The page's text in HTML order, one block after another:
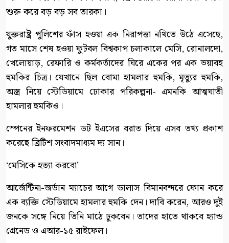
শুরু করে বড় বড় সব তারকা।
যুক্তরাষ্ট্র পুলিশের ফাঁস হওয়া এক নিরাপত্তা নথিতে উঠে এসেছে,
গত মাসে শেষ হওয়া ফুটবল বিশ্বকাপ চলাকালে মেসি, রোনালদো,
খেলোয়াড়, রেফারি ও কর্মকর্তাদের ঘিরে একের পর এক ভয়াবহ
হুমকির চিত্র। যেখানে ছিল বোমা হামলার হুমকি, মৃত্যুর হুমকি,
অস্ত্র নিয়ে স্টেডিয়ামে ঢোকার পরিকল্পনা- এমনকি আত্মঘাতী
হামলার হুমকিও।
স্পেনের ইনফরমেশন ডট ইএসের বরাত দিয়ে এসব তথ্য প্রকাশ
করেছে ব্রিটিশ সংবাদমাধ্যম দ্য সান।
‘মেসিকে হত্যা করবো’
আর্জেন্টিনা-জর্ডান ম্যাচের আগে ডালাস বিমানবন্দরে ফোন করে
এক ব্যক্তি স্টেডিয়ামে হামলার হুমকি দেন। দাবি করেন, আরও দুই
জনকে সঙ্গে নিয়ে তিনি মাঠে ঢুকবেন। তাদের হাতে থাকবে হ্যান্ড
গ্রেনেড ও এআর-১৫ রাইফেল।